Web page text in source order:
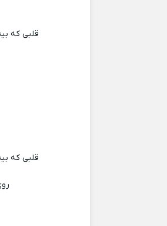
قلبى که
قلبى که